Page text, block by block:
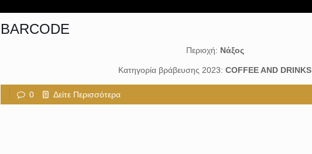
BARCODE
Περιοχή: Νάξος
Κατηγορία βράβευσης 2023:COFFEE AND DRINKS
0 Δείτε Περισσότερα